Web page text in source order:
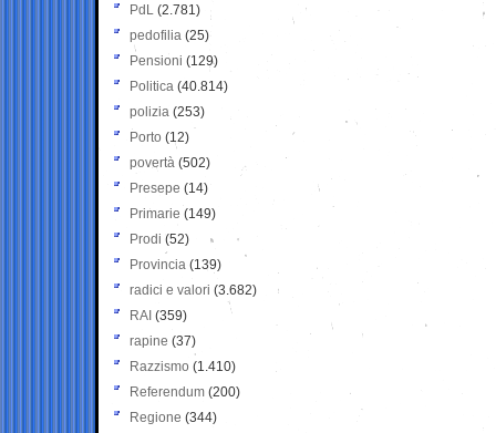
PdL (2.781)
pedofilia (25)
Pensioni (129)
Politica (40.814)
polizia (253)
Porto (12)
povertà (502)
Presepe (14)
Primarie (149)
Prodi (52)
Provincia (139)
radici e valori (3.682)
RAI (359)
rapine (37)
Razzismo (1.410)
Referendum (200)
Regione (344)